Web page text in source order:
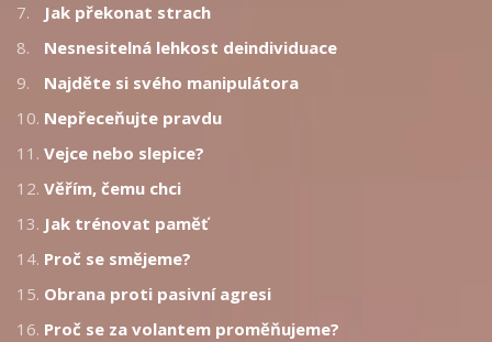
7.
Jak překonat strach
8.
Nesnesitelná lehkost deindividuace
9.
Najděte si svého manipulátora
10. Nepřeceňujte pravdu
11. Vejce nebo slepice?
12. Věřím, čemu chci
13. Jak trénovat paměť
14. Proč se smějeme?
15. Obrana proti pasivní agresi
16. Proč se za volantem proměňujeme?